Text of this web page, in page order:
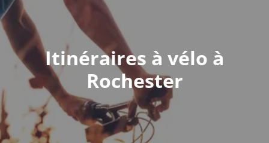
Itinéraires à vélo à
Rochester